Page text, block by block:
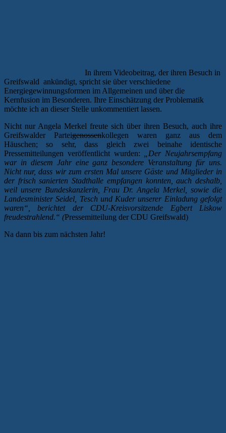
In ihrem Videobeitrag, der ihren Besuch in
Greifswald ankündigt, spricht sie über verschiedene
Energiegewinnungsformen im Allgemeinen und über die
Kernfusion im Besonderen. Ihre Einschätzung der Problematik
möchte ich an dieser Stelle unkommentiert lassen.
Nicht nur Angela Merkel freute sich über ihren Besuch, auch ihre
Greifswalder Parteigenossenkollegen waren ganz aus dem
Häuschen; so sehr, dass gleich zwei beinahe identische
Pressemitteilungen veröffentlicht wurden:
„Der Neujahrsempfang
war in diesem Jahr eine ganz besondere Veranstaltung für uns.
Nicht nur, dass wir zum ersten Mal unsere Gäste und Mitglieder in
der frisch sanierten Stadthalle empfangen konnten, auch deshalb,
weil unsere Bundeskanzlerin, Frau Dr. Angela Merkel, sowie die
Landesminister Seidel, Tesch und Kuder unserer Einladung gefolgt
waren“, berichtet der CDU-Kreisvorsitzende Egbert Liskow
freudestrahlend.“ (Pressemitteilung der CDU Greifswald)
Na dann bis zum nächsten Jahr!